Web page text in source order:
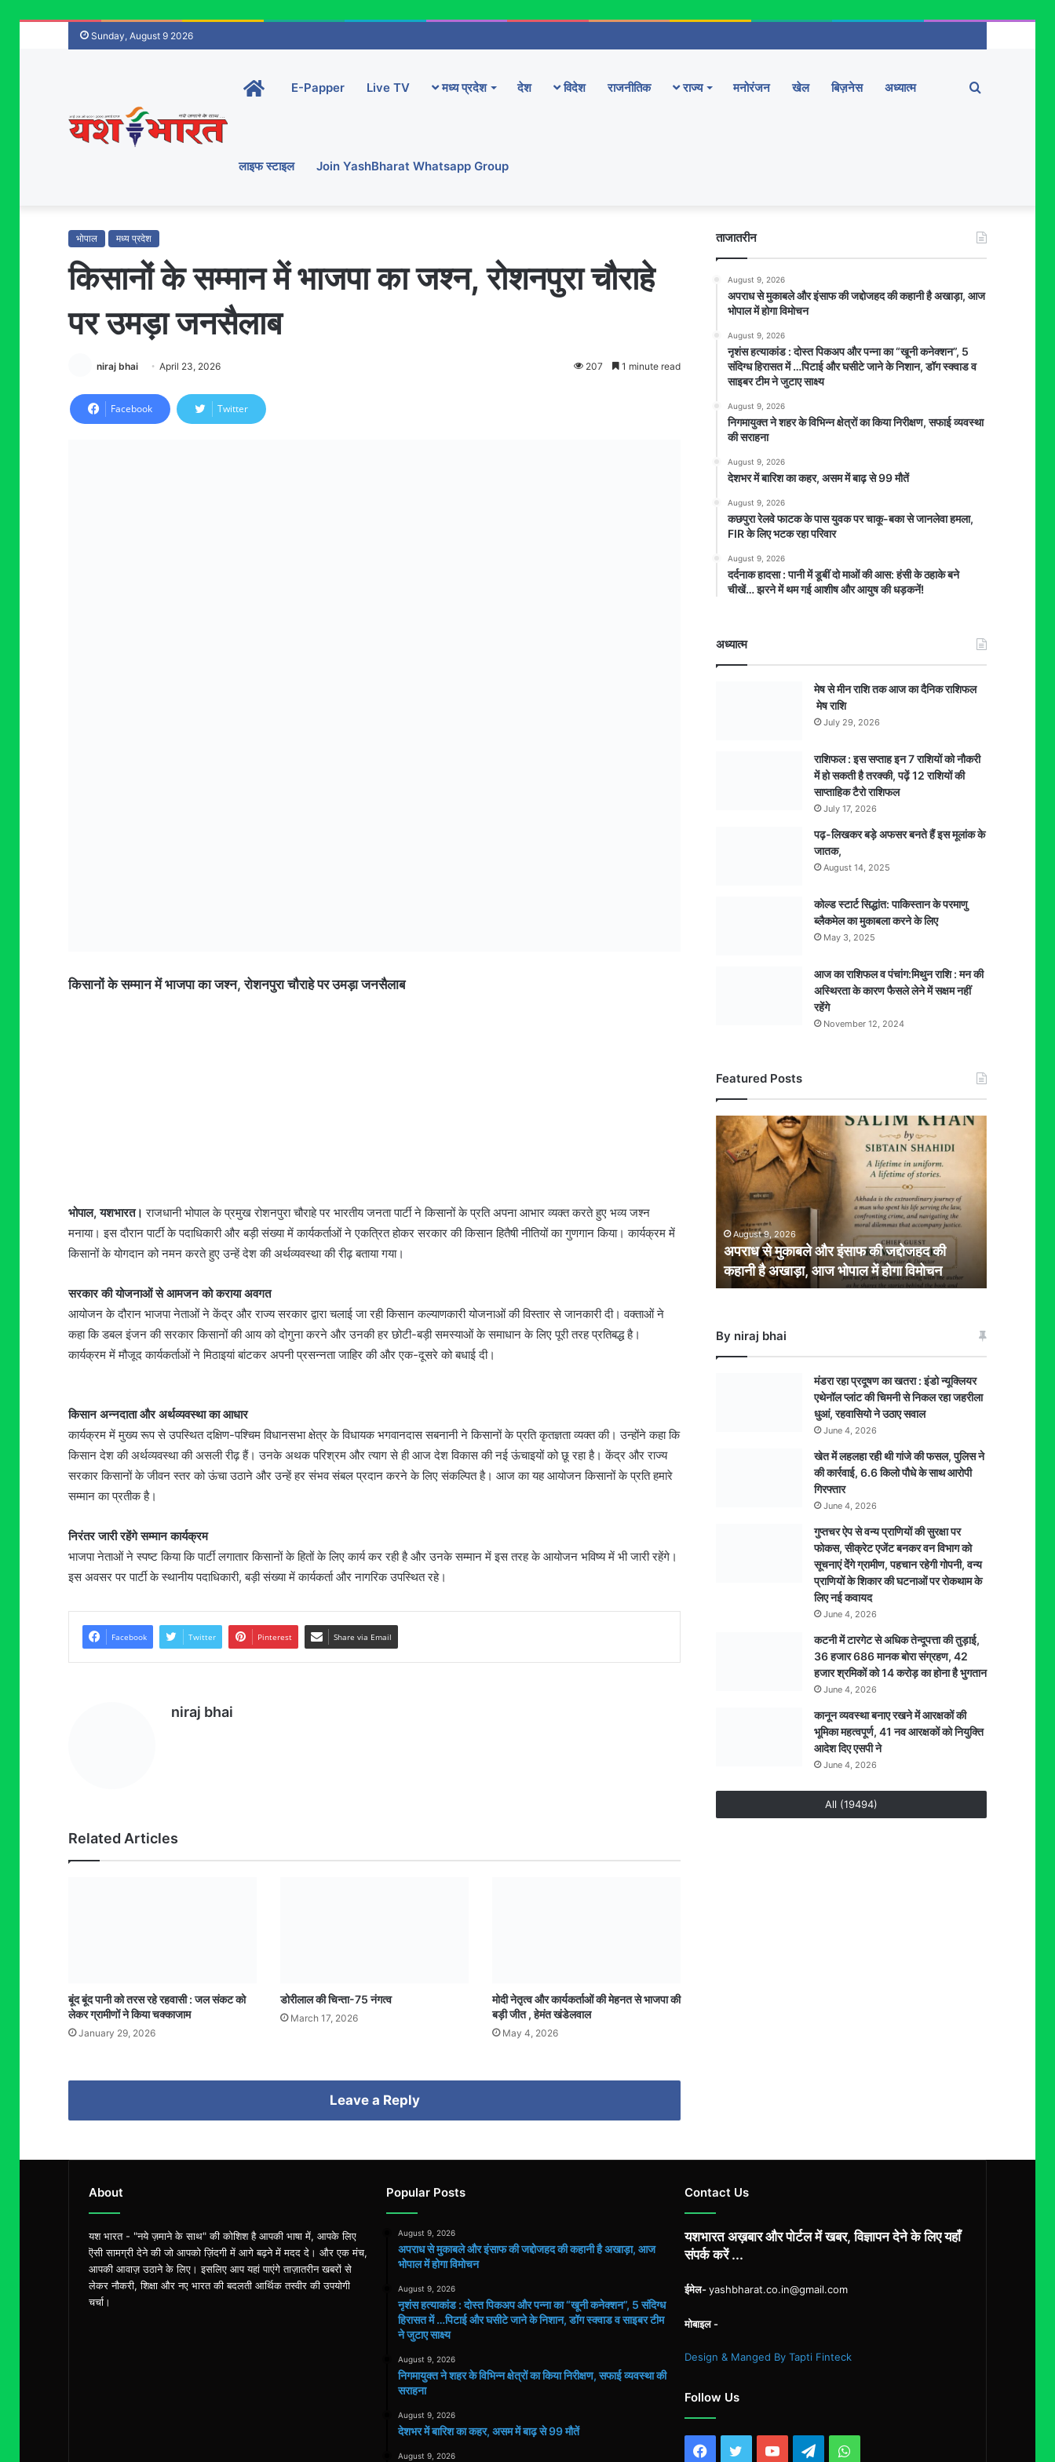
Sunday, August 9 2026
Home-
main
E-Papper Live TV मध्य प्रदेश देश विदेश राजनीतिक राज्य मनोरंजन खेल बिज़नेस अध्यात्म
लाइफ स्टाइल Join YashBharat Whatsapp Group
Search
भोपाल मध्य प्रदेश
किसानों के सम्मान में भाजपा का जश्न, रोशनपुरा चौराहे
पर उमड़ा जनसैलाब
niraj bhai April 23, 2026 207 1 minute read
Facebook Twitter
किसानों के सम्मान में भाजपा का जश्न, रोशनपुरा चौराहे पर उमड़ा जनसैलाब
भोपाल, यशभारत। राजधानी भोपाल के प्रमुख रोशनपुरा चौराहे पर भारतीय जनता पार्टी ने किसानों के प्रति अपना आभार व्यक्त करते हुए भव्य जश्न
मनाया। इस दौरान पार्टी के पदाधिकारी और बड़ी संख्या में कार्यकर्ताओं ने एकत्रित होकर सरकार की किसान हितैषी नीतियों का गुणगान किया। कार्यक्रम में
किसानों के योगदान को नमन करते हुए उन्हें देश की अर्थव्यवस्था की रीढ़ बताया गया।
सरकार की योजनाओं से आमजन को कराया अवगत
आयोजन के दौरान भाजपा नेताओं ने केंद्र और राज्य सरकार द्वारा चलाई जा रही किसान कल्याणकारी योजनाओं की विस्तार से जानकारी दी। वक्ताओं ने
कहा कि डबल इंजन की सरकार किसानों की आय को दोगुना करने और उनकी हर छोटी-बड़ी समस्याओं के समाधान के लिए पूरी तरह प्रतिबद्ध है।
कार्यक्रम में मौजूद कार्यकर्ताओं ने मिठाइयां बांटकर अपनी प्रसन्नता जाहिर की और एक-दूसरे को बधाई दी।
किसान अन्नदाता और अर्थव्यवस्था का आधार
कार्यक्रम में मुख्य रूप से उपस्थित दक्षिण-पश्चिम विधानसभा क्षेत्र के विधायक भगवानदास सबनानी ने किसानों के प्रति कृतज्ञता व्यक्त की। उन्होंने कहा कि
किसान देश की अर्थव्यवस्था की असली रीढ़ हैं। उनके अथक परिश्रम और त्याग से ही आज देश विकास की नई ऊंचाइयों को छू रहा है। केंद्र और राज्य
सरकार किसानों के जीवन स्तर को ऊंचा उठाने और उन्हें हर संभव संबल प्रदान करने के लिए संकल्पित है। आज का यह आयोजन किसानों के प्रति हमारे
सम्मान का प्रतीक है।
निरंतर जारी रहेंगे सम्मान कार्यक्रम
भाजपा नेताओं ने स्पष्ट किया कि पार्टी लगातार किसानों के हितों के लिए कार्य कर रही है और उनके सम्मान में इस तरह के आयोजन भविष्य में भी जारी रहेंगे।
इस अवसर पर पार्टी के स्थानीय पदाधिकारी, बड़ी संख्या में कार्यकर्ता और नागरिक उपस्थित रहे।
Facebook Twitter Pinterest Share via Email
niraj bhai
Related Articles
बूंद बूंद पानी को तरस रहे रहवासी : जल संकट को
लेकर ग्रामीणों ने किया चक्काजाम
January 29, 2026
डोरीलाल की चिन्ता-75 नंगत्व
March 17, 2026
मोदी नेतृत्व और कार्यकर्ताओं की मेहनत से भाजपा की
बड़ी जीत , हेमंत खंडेलवाल
May 4, 2026
Leave a Reply
ताजातरीन
August 9, 2026
अपराध से मुकाबले और इंसाफ की जद्दोजहद की कहानी है अखाड़ा, आज
भोपाल में होगा विमोचन
August 9, 2026
नृशंस हत्याकांड : दोस्त पिकअप और पन्ना का “खूनी कनेक्शन”, 5
संदिग्ध हिरासत में …पिटाई और घसीटे जाने के निशान, डॉग स्क्वाड व
साइबर टीम ने जुटाए साक्ष्य
August 9, 2026
निगमायुक्त ने शहर के विभिन्न क्षेत्रों का किया निरीक्षण, सफाई व्यवस्था
की सराहना
August 9, 2026
देशभर में बारिश का कहर, असम में बाढ़ से 99 मौतें
August 9, 2026
कछपुरा रेलवे फाटक के पास युवक पर चाकू-बका से जानलेवा हमला,
FIR के लिए भटक रहा परिवार
August 9, 2026
दर्दनाक हादसा : पानी में डूबीं दो माओं की आस: हंसी के ठहाके बने
चीखें… झरने में थम गई आशीष और आयुष की धड़कनें!
अध्यात्म
मेष से मीन राशि तक आज का दैनिक राशिफल
मेष राशि
July 29, 2026
राशिफल : इस सप्ताह इन 7 राशियों को नौकरी
में हो सकती है तरक्की, पढ़ें 12 राशियों की
साप्ताहिक टैरो राशिफल
July 17, 2026
पढ़-लिखकर बड़े अफसर बनते हैं इस मूलांक के
जातक,
August 14, 2025
कोल्ड स्टार्ट सिद्धांत: पाकिस्तान के परमाणु
ब्लैकमेल का मुकाबला करने के लिए
May 3, 2025
आज का राशिफल व पंचांग:मिथुन राशि : मन की
अस्थिरता के कारण फैसले लेने में सक्षम नहीं
रहेंगे
November 12, 2024
Featured Posts
अपराध
से
मुकाबले
इंसाफ
जद्दोजहद
की
कहानी
अखाड़ा,
में
होगा
August 9, 2026
अपराध से मुकाबले और इंसाफ की जद्दोजहद की
कहानी है अखाड़ा, आज भोपाल में होगा विमोचन
By niraj bhai
मंडरा रहा प्रदूषण का खतरा : इंडो न्यूक्लियर
एथेनॉल प्लांट की चिमनी से निकल रहा जहरीला
धुआं, रहवासियो ने उठाए सवाल
June 4, 2026
खेत में लहलहा रही थी गांजे की फसल, पुलिस ने
की कार्रवाई, 6.6 किलो पौधे के साथ आरोपी
गिरफ्तार
June 4, 2026
गुप्तचर ऐप से वन्य प्राणियों की सुरक्षा पर
फोकस, सीक्रेट एजेंट बनकर वन विभाग को
सूचनाएं देेंगे ग्रामीण, पहचान रहेगी गोपनी, वन्य
प्राणियों के शिकार की घटनाओं पर रोकथाम के
लिए नई कवायद
June 4, 2026
कटनी में टारगेट से अधिक तेन्दूपत्ता की तुड़ाई,
36 हजार 686 मानक बोरा संग्रहण, 42
हजार श्रमिकों को 14 करोड़ का होना है भुगतान
June 4, 2026
कानून व्यवस्था बनाए रखने में आरक्षकों की
भूमिका महत्वपूर्ण, 41 नव आरक्षकों को नियुक्ति
आदेश दिए एसपी ने
June 4, 2026
All (19494)
About
यश भारत - "नये ज़माने के साथ" की कोशिश है आपकी भाषा में, आपके लिए
ऎसी सामग्री देने की जो आपको ज़िंदगी में आगे बढ़ने में मदद दे। और एक मंच,
आपकी आवाज़ उठाने के लिए। इसलिए आप यहां पाएंगे ताज़ातरीन खबरों से
लेकर नौकरी, शिक्षा और नए भारत की बदलती आर्थिक तस्वीर की उपयोगी
चर्चा।
Popular Posts
August 9, 2026
अपराध से मुकाबले और इंसाफ की जद्दोजहद की कहानी है अखाड़ा, आज
भोपाल में होगा विमोचन
August 9, 2026
नृशंस हत्याकांड : दोस्त पिकअप और पन्ना का “खूनी कनेक्शन”, 5 संदिग्ध
हिरासत में …पिटाई और घसीटे जाने के निशान, डॉग स्क्वाड व साइबर टीम
ने जुटाए साक्ष्य
August 9, 2026
निगमायुक्त ने शहर के विभिन्न क्षेत्रों का किया निरीक्षण, सफाई व्यवस्था की
सराहना
August 9, 2026
देशभर में बारिश का कहर, असम में बाढ़ से 99 मौतें
August 9, 2026
Contact Us
यशभारत अख़बार और पोर्टल में खबर, विज्ञापन देने के लिए यहाँ
संपर्क करें ...
ईमेल-yashbharat.co.in@gmail.com
मोबाइल -
Design & Manged By Tapti Finteck
Follow Us
Facebook
TwitterYouTubeTelegramWhatsApp